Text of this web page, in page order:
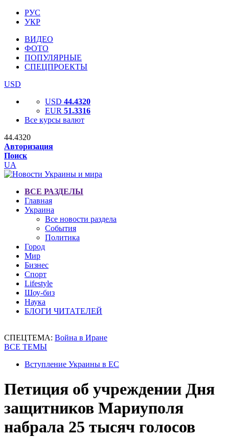
РУС
УКР
ВИДЕО
ФОТО
ПОПУЛЯРНЫЕ
СПЕЦПРОЕКТЫ
USD
USD 44.4320
EUR 51.3316
Все курсы валют
44.4320
Авторизация
Поиск
UA
ВСЕ РАЗДЕЛЫ
Главная
Украина
Все новости раздела
События
Политика
Город
Мир
Бизнес
Спорт
Lifestyle
Шоу-биз
Наука
БЛОГИ ЧИТАТЕЛЕЙ
СПЕЦТЕМА: Война в Иране
ВСЕ ТЕМЫ
Вступление Украины в ЕС
Петиция об учреждении Дня
защитников Мариуполя
набрала 25 тысяч голосов